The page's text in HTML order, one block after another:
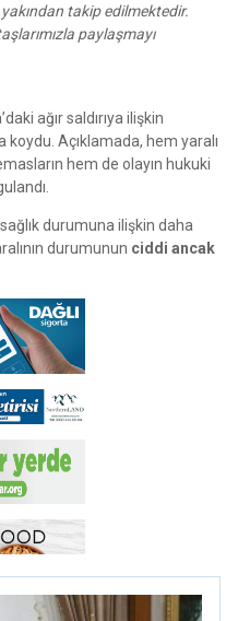
takip edilmektedir.
paylaşmayı
ağır saldırıya ilişkin
Açıklamada, hem yaralı
hem de olayın hukuki
sağlık durumuna ilişkin daha
durumunun ciddi ancak